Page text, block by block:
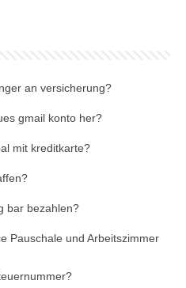
an versicherung?
gmail konto her?
mit kreditkarte?
bar bezahlen?
Pauschale und Arbeitszimmer